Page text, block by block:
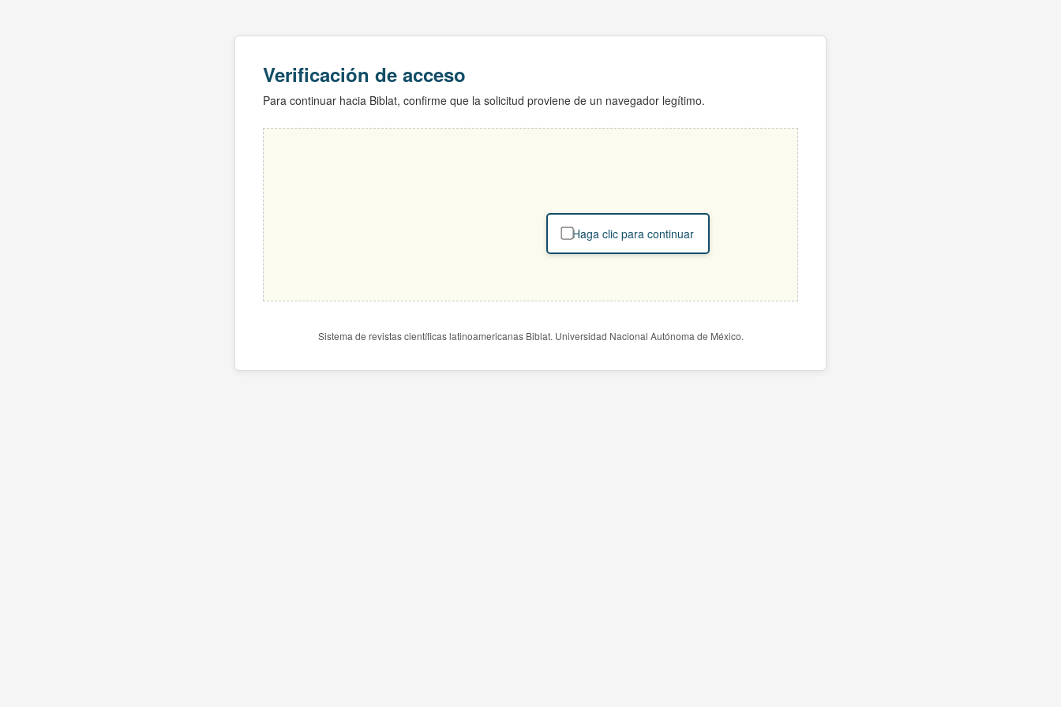
Verificación de acceso
Para continuar hacia Biblat, confirme que la solicitud proviene de un navegador legítimo.
Haga clic para continuar
Sistema de revistas científicas latinoamericanas Biblat. Universidad Nacional Autónoma de México.